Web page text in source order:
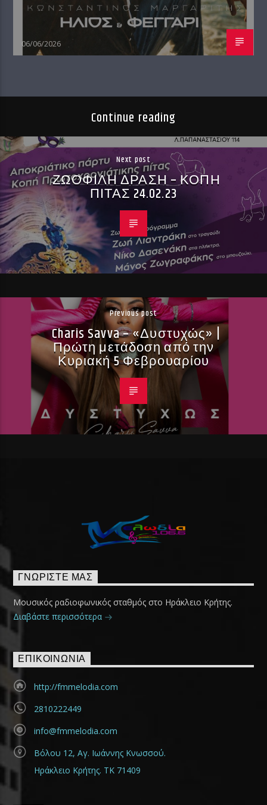
06/06/2026
Continue reading
Next post
ΖΩΟΦΙΛΗ ΔΡΑΣΗ – ΚΟΠΗ
ΠΙΤΑΣ 24.02.23
Previous post
Charis Savva – «Δυστυχώς» |
Πρώτη μετάδοση από την
Κυριακή 5 Φεβρουαρίου
ΓΝΩΡΊΣΤΕ ΜΑΣ
Μουσικός ραδιοφωνικός σταθμός στο Ηράκλειο Κρήτης.
Διαβάστε περισσότερα
ΕΠΙΚΟΙΝΩΝΊΑ
http://fmmelodia.com
2810222449
info@fmmelodia.com
Βόλου 12, Αγ. Ιωάννης Κνωσσού.
Ηράκλειο Κρήτης. ΤΚ 71409